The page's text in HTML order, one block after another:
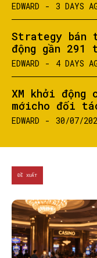
EDWARD - 3 DAYS
Strategy bán
động gần
EDWARD - 4 DAYS
XM khởi
mớicho đối
EDWARD - 30/07/
ĐỀ XUẤT